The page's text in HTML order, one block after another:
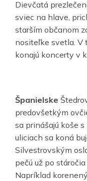
Dievčatá
sviec na hlave,
starším občanom
nositeľke svetla. V
konajú koncerty v
Španielske
predovšetkým
sa prinášajú koše
uliciach sa koná
Silvestrovským
pečú už po
Napríklad